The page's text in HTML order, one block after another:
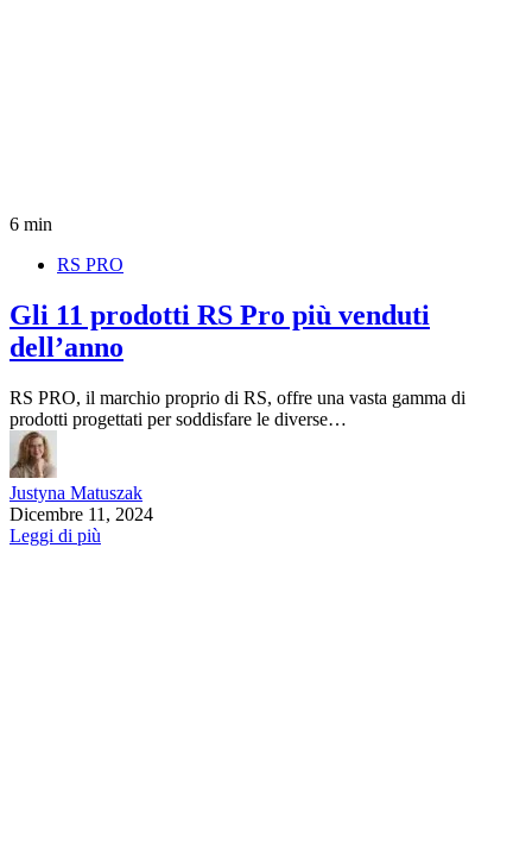
6 min
RS PRO
Gli 11 prodotti RS Pro più venduti
dell’anno
RS PRO, il marchio proprio di RS, offre una vasta gamma di
prodotti progettati per soddisfare le diverse…
Justyna Matuszak
Dicembre 11, 2024
Leggi di più